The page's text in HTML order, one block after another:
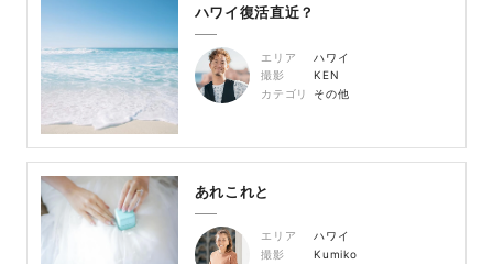
ハワイ復活直近？
エリア
ハワイ
撮影
KEN
カテゴリ
その他
あれこれと
エリア
ハワイ
撮影
Kumiko